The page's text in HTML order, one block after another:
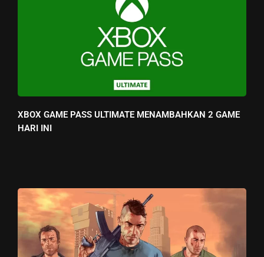
XBOX GAME PASS ULTIMATE MENAMBAHKAN 2 GAME
HARI INI